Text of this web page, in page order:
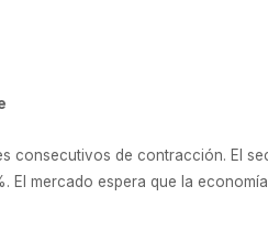
consecutivos de contracción. El
mercado espera que la